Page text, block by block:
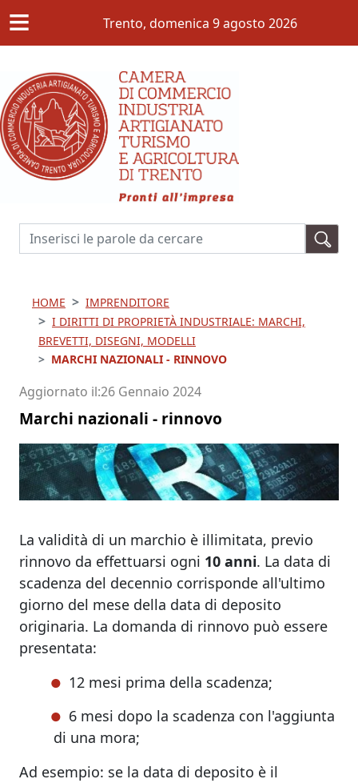
≡ Trento, domenica 9 agosto 2026
Cerca
HOME
IMPRENDITORE
I DIRITTI DI PROPRIETÀ INDUSTRIALE: MARCHI,
BREVETTI, DISEGNI, MODELLI
MARCHI NAZIONALI - RINNOVO
Aggiornato il 26 Gennaio 2024
Marchi nazionali - rinnovo
La validità di un marchio è illimitata, previo
rinnovo da effettuarsi ogni 10 anni. La data di
scadenza del decennio corrisponde all'ultimo
giorno del mese della data di deposito
originaria. La domanda di rinnovo può essere
presentata:
12 mesi prima della scadenza;
6 mesi dopo la scadenza con l'aggiunta
di una mora;
Ad esempio: se la data di deposito è il